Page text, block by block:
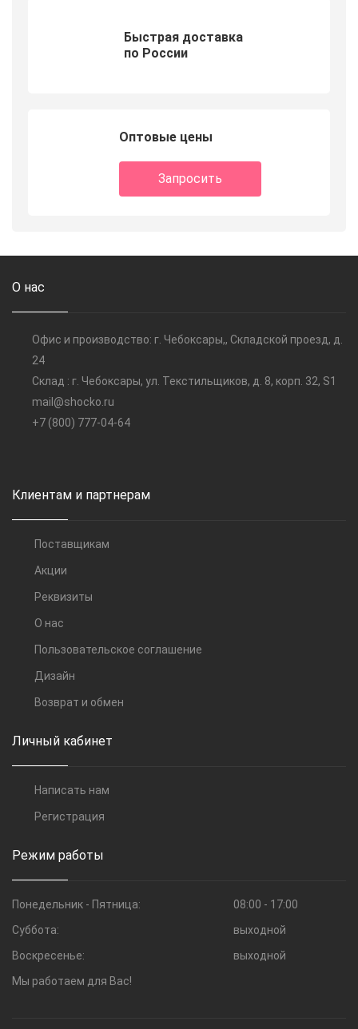
Быстрая доставка
по России
Оптовые цены
Запросить
О нас
Офис и производство: г. Чебоксары,, Складской проезд, д.
24
Склад : г. Чебоксары, ул. Текстильщиков, д. 8, корп. 32, S1
mail@shocko.ru
+7 (800) 777-04-64
Клиентам и партнерам
Поставщикам
Акции
Реквизиты
О нас
Пользовательское соглашение
Дизайн
Возврат и обмен
Личный кабинет
Написать нам
Регистрация
Режим работы
Понедельник - Пятница:
08:00 - 17:00
Суббота:
выходной
Воскресенье:
выходной
Мы работаем для Вас!